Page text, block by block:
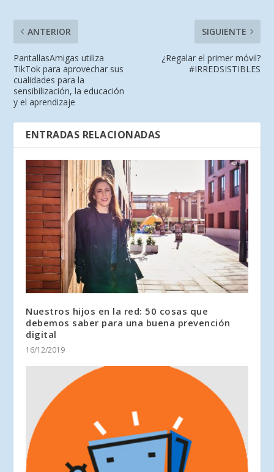
ANTERIOR
PantallasAmigas utiliza
TikTok para aprovechar sus
cualidades para la
sensibilización, la educación
y el aprendizaje
SIGUIENTE
¿Regalar el primer móvil?
#IRREDSISTIBLES
ENTRADAS RELACIONADAS
Nuestros hijos en la red: 50 cosas que
debemos saber para una buena prevención
digital
16/12/2019